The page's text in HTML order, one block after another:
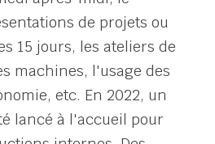
de projets ou
15 jours, les ateliers de
machines, l'usage des
etc. En 2022, un
lancé à l'accueil pour